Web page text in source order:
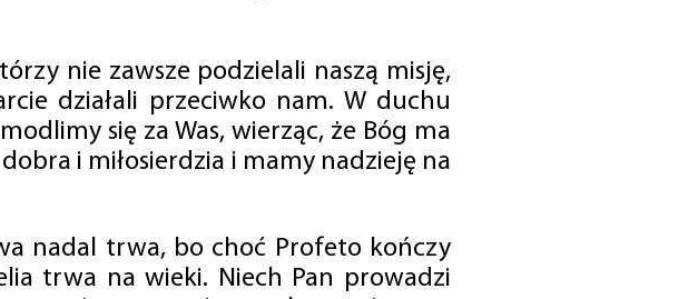
nie zawsze podzielali naszą misję,
działali przeciwko nam. W duchu
się za Was, wierząc, że Bóg ma
i miłosierdzia i mamy nadzieję na
nadal trwa, bo choć Profeto kończy
trwa na wieki. Niech Pan prowadzi